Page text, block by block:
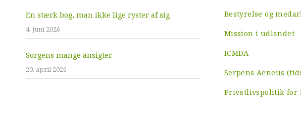
En stærk bog, man ikke lige ryster af sig
4. juni 2026
Sorgens mange ansigter
20. april 2026
Bestyrelse og
Mission i udlandet
ICMDA
Serpens Aeneus
Privatlivspolitik for